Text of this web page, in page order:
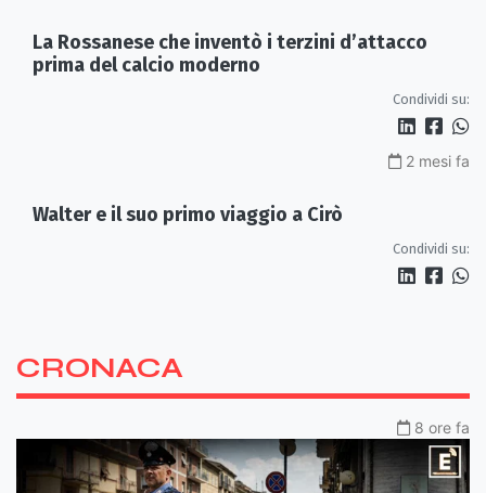
La Rossanese che inventò i terzini d’attacco
prima del calcio moderno
Condividi su:
2 mesi fa
Walter e il suo primo viaggio a Cirò
Condividi su:
CRONACA
8 ore fa